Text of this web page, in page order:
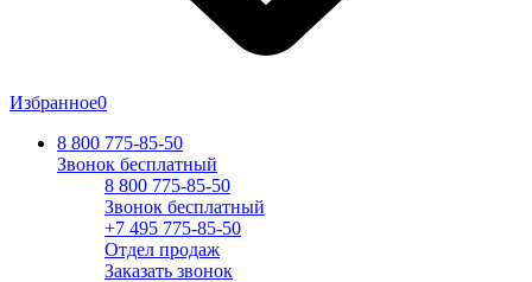
Избранное0
8 800 775-85-50
Звонок бесплатный
8 800 775-85-50
Звонок бесплатный
+7 495 775-85-50
Отдел продаж
Заказать звонок